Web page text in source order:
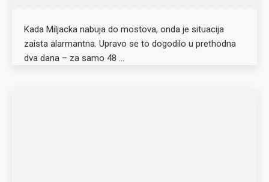
Kada Miljacka nabuja do mostova, onda je situacija
zaista alarmantna. Upravo se to dogodilo u prethodna
dva dana – za samo 48 …